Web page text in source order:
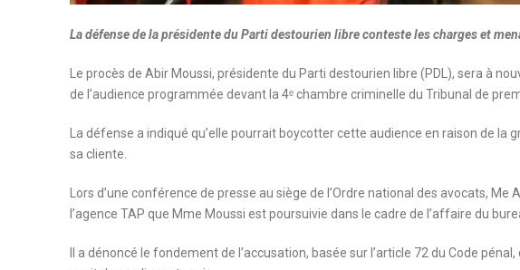
La défense de la présidente du Parti destourien libre conteste les charges et
Le procès de Abir Moussi, présidente du Parti destourien libre (PDL), sera à
de l’audience programmée devant la 4ᵉ chambre criminelle du Tribunal de
La défense a indiqué qu’elle pourrait boycotter cette audience en raison de
sa cliente.
Lors d’une conférence de presse au siège de l’Ordre national des avocats,
l’agence TAP que Mme Moussi est poursuivie dans le cadre de l’affaire du
Il a dénoncé le fondement de l’accusation, basée sur l’article 72 du Code